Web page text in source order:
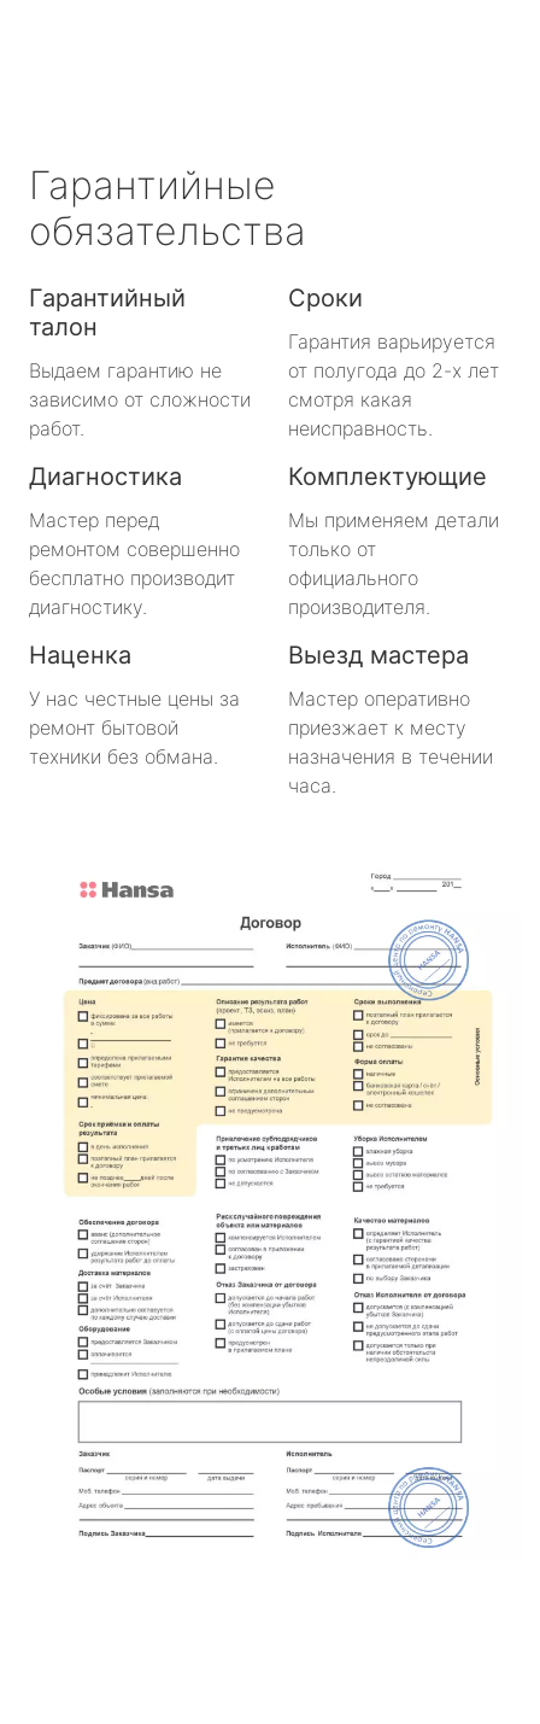
Гарантийные
обязательства
Гарантийный
талон
Выдаем гарантию не
зависимо от сложности
работ.
Сроки
Гарантия варьируется
от полугода до 2-х лет
смотря какая
неисправность.
Диагностика
Мастер перед
ремонтом совершенно
бесплатно производит
диагностику.
Комплектующие
Мы применяем детали
только от
официального
производителя.
Наценка
У нас честные цены за
ремонт бытовой
техники без обмана.
Выезд мастера
Мастер оперативно
приезжает к месту
назначения в течении
часа.